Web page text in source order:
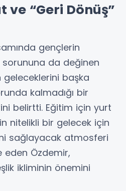
ve “Geri Dönüş”
gençlerin
sorununa da değinen
geleceklerini başka
kalmadığı bir
belirtti. Eğitim için yurt
nitelikli bir gelecek için
sağlayacak atmosferi
eden Özdemir,
ikliminin önemini